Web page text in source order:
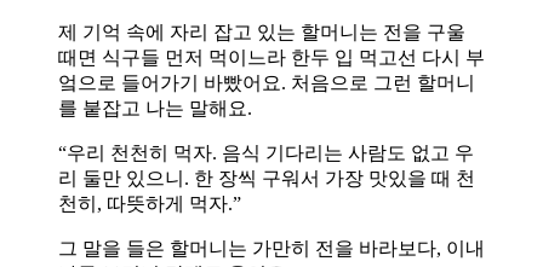
제 기억 속에 자리 잡고 있는 할머니는 전을 구울
때면 식구들 먼저 먹이느라 한두 입 먹고선 다시 부
엌으로 들어가기 바빴어요. 처음으로 그런 할머니
를 붙잡고 나는 말해요.
“우리 천천히 먹자. 음식 기다리는 사람도 없고 우
리 둘만 있으니. 한 장씩 구워서 가장 맛있을 때 천
천히, 따뜻하게 먹자.”
그 말을 들은 할머니는 가만히 전을 바라보다, 이내